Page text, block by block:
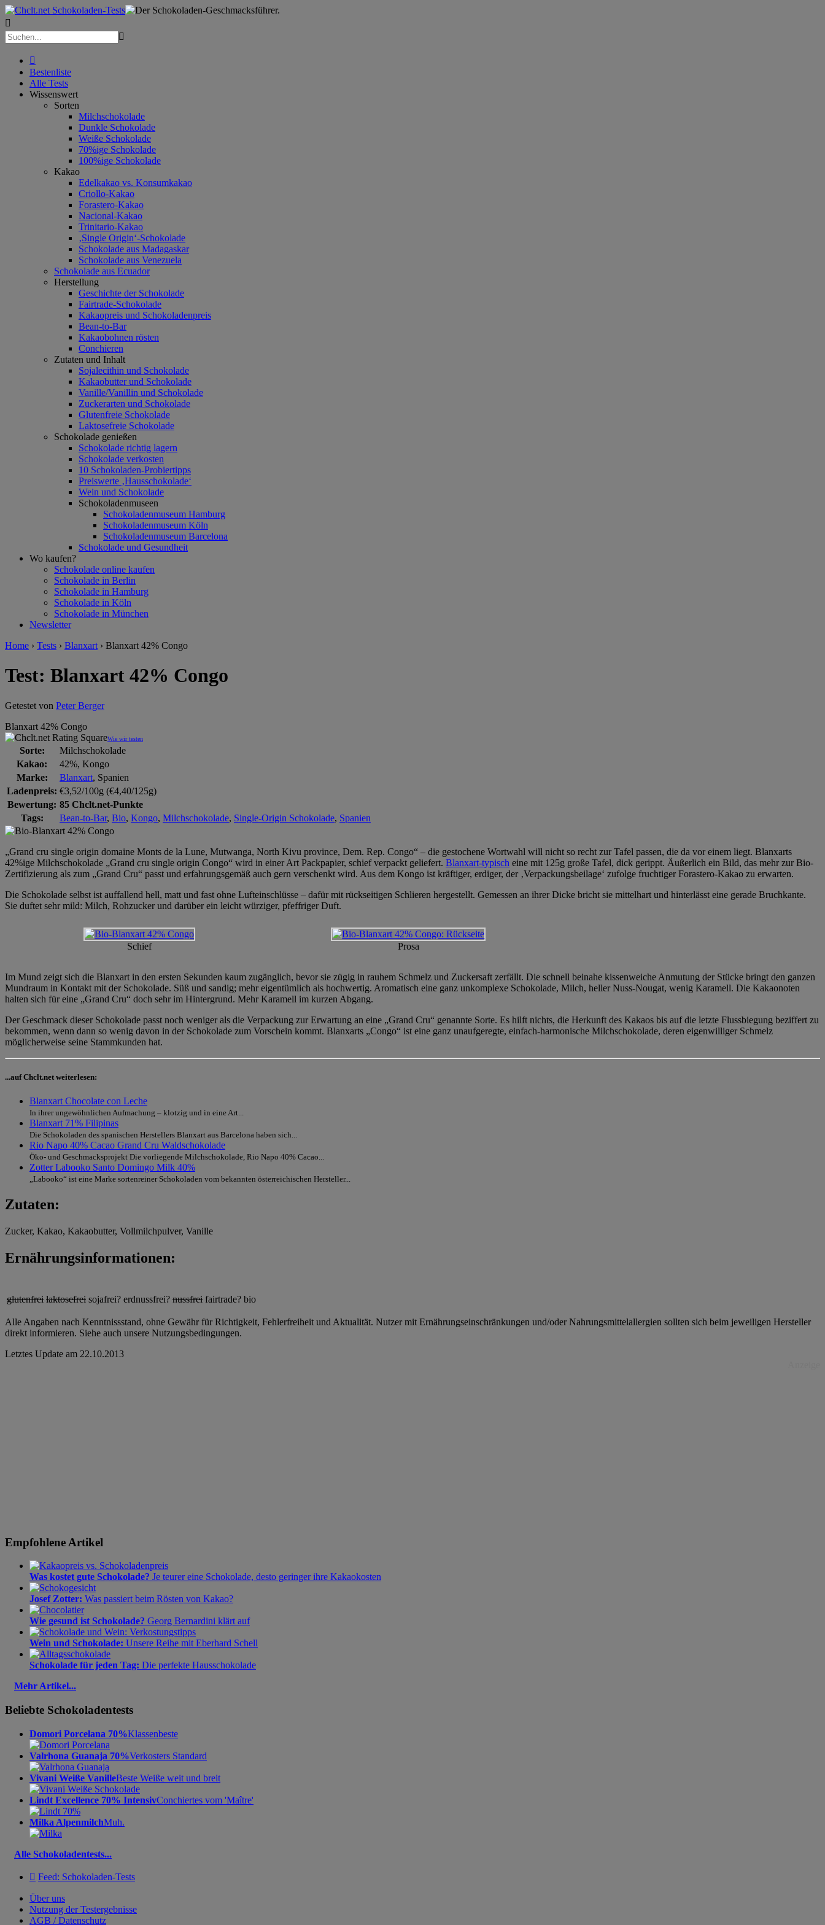



Bestenliste
Alle Tests
Wissenswert
Sorten
Milchschokolade
Dunkle Schokolade
Weiße Schokolade
70%ige Schokolade
100%ige Schokolade
Kakao
Edelkakao vs. Konsumkakao
Criollo-Kakao
Forastero-Kakao
Nacional-Kakao
Trinitario-Kakao
‚Single Origin‘-Schokolade
Schokolade aus Madagaskar
Schokolade aus Venezuela
Schokolade aus Ecuador
Herstellung
Geschichte der Schokolade
Fairtrade-Schokolade
Kakaopreis und Schokoladenpreis
Bean-to-Bar
Kakaobohnen rösten
Conchieren
Zutaten und Inhalt
Sojalecithin und Schokolade
Kakaobutter und Schokolade
Vanille/Vanillin und Schokolade
Zuckerarten und Schokolade
Glutenfreie Schokolade
Laktosefreie Schokolade
Schokolade genießen
Schokolade richtig lagern
Schokolade verkosten
10 Schokoladen-Probiertipps
Preiswerte ‚Hausschokolade‘
Wein und Schokolade
Schokoladenmuseen
Schokoladenmuseum Hamburg
Schokoladenmuseum Köln
Schokoladenmuseum Barcelona
Schokolade und Gesundheit
Wo kaufen?
Schokolade online kaufen
Schokolade in Berlin
Schokolade in Hamburg
Schokolade in Köln
Schokolade in München
Newsletter
Home › Tests › Blanxart › Blanxart 42% Congo
Test: Blanxart 42% Congo
Getestet von Peter Berger
Blanxart 42% Congo
Wie wir testen
Sorte:
Milchschokolade
Kakao:
42%, Kongo
Marke:
Blanxart, Spanien
Ladenpreis: €3,52/100g (€4,40/125g)
Bewertung: 85 Chclt.net-Punkte
Tags:
Bean-to-Bar, Bio, Kongo, Milchschokolade, Single-Origin Schokolade, Spanien
„Grand cru single origin domaine Monts de la Lune, Mutwanga, North Kivu province, Dem. Rep. Congo“ – die gestochene Wortwahl will nicht so recht zur Tafel passen, die da vor einem liegt. Blanxarts
42%ige Milchschokolade „Grand cru single origin Congo“ wird in einer Art Packpapier, schief verpackt geliefert. Blanxart-typisch eine mit 125g große Tafel, dick gerippt. Äußerlich ein Bild, das mehr zur Bio-
Zertifizierung als zum „Grand Cru“ passt und erfahrungsgemäß auch gern verschenkt wird. Aus dem Kongo ist kräftiger, erdiger, der ‚Verpackungsbeilage‘ zufolge fruchtiger Forastero-Kakao zu erwarten.
Die Schokolade selbst ist auffallend hell, matt und fast ohne Lufteinschlüsse – dafür mit rückseitigen Schlieren hergestellt. Gemessen an ihrer Dicke bricht sie mittelhart und hinterlässt eine gerade Bruchkante.
Sie duftet sehr mild: Milch, Rohzucker und darüber ein leicht würziger, pfeffriger Duft.
Schief Prosa
Im Mund zeigt sich die Blanxart in den ersten Sekunden kaum zugänglich, bevor sie zügig in rauhem Schmelz und Zuckersaft zerfällt. Die schnell beinahe kissenweiche Anmutung der Stücke bringt den ganzen
Mundraum in Kontakt mit der Schokolade. Süß und sandig; mehr eigentümlich als hochwertig. Aromatisch eine ganz unkomplexe Schokolade, Milch, heller Nuss-Nougat, wenig Karamell. Die Kakaonoten
halten sich für eine „Grand Cru“ doch sehr im Hintergrund. Mehr Karamell im kurzen Abgang.
Der Geschmack dieser Schokolade passt noch weniger als die Verpackung zur Erwartung an eine „Grand Cru“ genannte Sorte. Es hilft nichts, die Herkunft des Kakaos bis auf die letzte Flussbiegung beziffert zu
bekommen, wenn dann so wenig davon in der Schokolade zum Vorschein kommt. Blanxarts „Congo“ ist eine ganz unaufgeregte, einfach-harmonische Milchschokolade, deren eigenwilliger Schmelz
möglicherweise seine Stammkunden hat.
...auf Chclt.net weiterlesen:
Blanxart Chocolate con Leche
In ihrer ungewöhnlichen Aufmachung – klotzig und in eine Art...
Blanxart 71% Filipinas
Die Schokoladen des spanischen Herstellers Blanxart aus Barcelona haben sich...
Rio Napo 40% Cacao Grand Cru Waldschokolade
Öko- und Geschmacksprojekt Die vorliegende Milchschokolade, Rio Napo 40% Cacao...
Zotter Labooko Santo Domingo Milk 40%
„Labooko“ ist eine Marke sortenreiner Schokoladen vom bekannten österreichischen Hersteller...
Zutaten:
Zucker, Kakao, Kakaobutter, Vollmilchpulver, Vanille
Ernährungsinformationen:
glutenfrei laktosefrei sojafrei? erdnussfrei? nussfrei fairtrade? bio
Alle Angaben nach Kenntnissstand, ohne Gewähr für Richtigkeit, Fehlerfreiheit und Aktualität. Nutzer mit Ernährungseinschränkungen und/oder Nahrungsmittelallergien sollten sich beim jeweiligen Hersteller
direkt informieren. Siehe auch unsere Nutzungsbedingungen.
Letztes Update am 22.10.2013
Empfohlene Artikel
Was kostet gute Schokolade? Je teurer eine Schokolade, desto geringer ihre Kakaokosten
Josef Zotter: Was passiert beim Rösten von Kakao?
Wie gesund ist Schokolade? Georg Bernardini klärt auf
Wein und Schokolade: Unsere Reihe mit Eberhard Schell
Schokolade für jeden Tag: Die perfekte Hausschokolade
Mehr Artikel...
Beliebte Schokoladentests
Domori Porcelana 70%Klassenbeste
Valrhona Guanaja 70%Verkosters Standard
Vivani Weiße VanilleBeste Weiße weit und breit
Lindt Excellence 70% IntensivConchiertes vom 'Maître'
Milka AlpenmilchMuh.
Alle Schokoladentests...
 Feed: Schokoladen-Tests
Über uns
Nutzung der Testergebnisse
AGB / Datenschutz